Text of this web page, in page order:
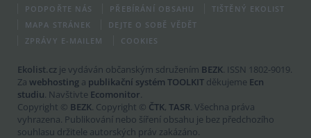
PODPOŘTE NÁS
PŘEBÍRÁNÍ OBSAHU
TIŠTĚNÝ EKOLIST
MAPA STRÁNEK
DEJTE O SOBĚ VĚDĚT
ZPRÁVY E-MAILEM
COOKIES
Ekolist.cz je vydáván občanským sdružením BEZK . ISSN 1802-9019.
Za webhosting a publikační systém TOOLKIT děkujeme Ecn
studiu . Navštivte Ecomonitor
Copyright © BEZK . Copyright © ČTK, TASR . Všechna práva
vyhrazena. Publikování nebo šíření obsahu je bez předchozího
souhlasu držitele autorských práv zakázáno.